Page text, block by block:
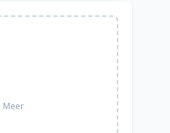
Meer